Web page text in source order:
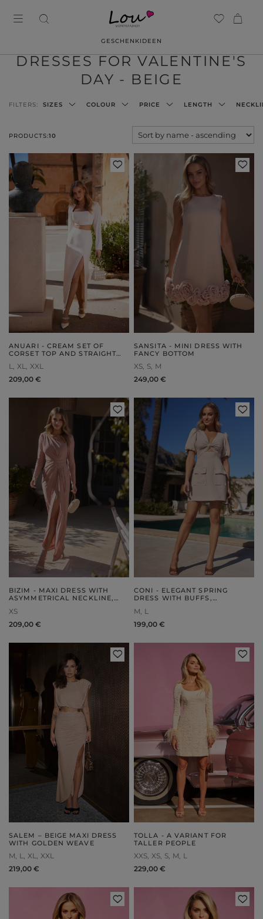
GESCHENKIDEEN
DRESSES FOR VALENTINE'S
DAY - BEIGE
PRODUCTS:10
FILTERS: SIZES COLOUR PRICE LENGTH
ANUARI - CREAM SET OF
CORSET TOP AND STRAIGHT
L XL XXL
209,00 €
SANSITA - MINI DRESS WITH
FANCY BOTTOM
XS S M
249,00 €
BIZIM - MAXI DRESS WITH
ASYMMETRICAL NECKLINE,
FRONTS
XS
209,00 €
CONI - ELEGANT SPRING
DRESS WITH BUFFS,
POCKETS
M L
199,00 €
SALEM – BEIGE MAXI DRESS
WITH GOLDEN WEAVE
M L XL XXL
219,00 €
TOLLA - A VARIANT FOR
TALLER PEOPLE
XXS XS S M L
229,00 €